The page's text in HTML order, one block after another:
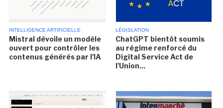
INTELLIGENCE ARTIFICIELLE
Mistral dévoile un modèle
ouvert pour contrôler les
contenus générés par l'IA
LÉGISLATION
ChatGPT bientôt soumis
au régime renforcé du
Digital Service Act de
l'Union...